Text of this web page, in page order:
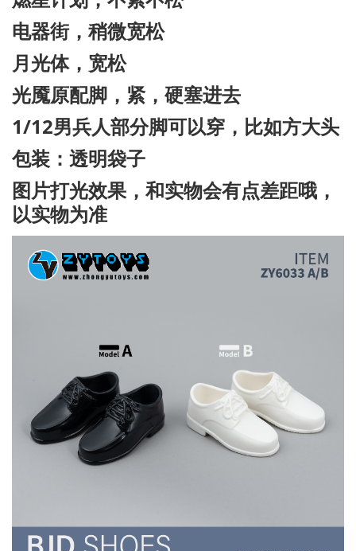
电器街，稍微宽松
月光体，宽松
光魇原配脚，紧，硬塞进去
1/12男兵人部分脚可以穿，比如方大头
包装：透明袋子
图片打光效果，和实物会有点差距哦，
以实物为准